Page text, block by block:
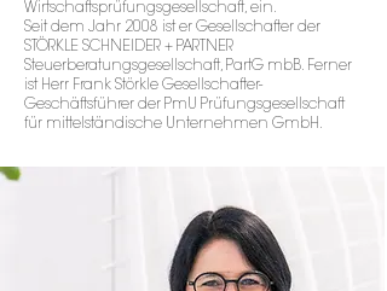
Wirtschaftsprüfungsgesellschaft, ein.
Seit dem Jahr 2008 ist er Gesellschafter der
STÖRKLE SCHNEIDER + PARTNER
Steuerberatungsgesellschaft, PartG mbB. Ferner
ist Herr Frank Störkle Gesellschafter-
Geschäftsführer der PmU Prüfungsgesellschaft
für mittelständische Unternehmen GmbH.